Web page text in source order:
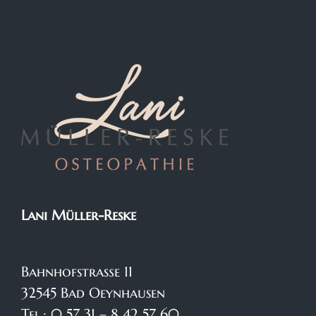
Lani Müller-Reske
Bahnhofstraße 11
32545 Bad Oeynhausen